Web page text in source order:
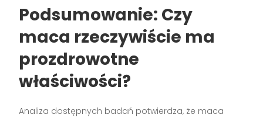
Podsumowanie: Czy
maca rzeczywiście ma
prozdrowotne
właściwości?
Analiza dostępnych badań potwierdza, że maca